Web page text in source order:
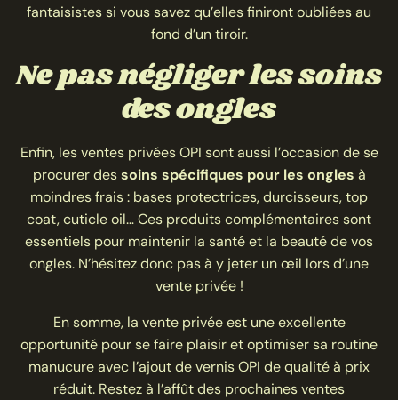
fantaisistes si vous savez qu’elles finiront oubliées au
fond d’un tiroir.
Ne pas négliger les soins
des ongles
Enfin, les ventes privées OPI sont aussi l’occasion de se
procurer dessoins spécifiques pour les ongles à
moindres frais : bases protectrices, durcisseurs, top
coat, cuticle oil… Ces produits complémentaires sont
essentiels pour maintenir la santé et la beauté de vos
ongles. N’hésitez donc pas à y jeter un œil lors d’une
vente privée !
En somme, la vente privée est une excellente
opportunité pour se faire plaisir et optimiser sa routine
manucure avec l’ajout de vernis OPI de qualité à prix
réduit. Restez à l’affût des prochaines ventes